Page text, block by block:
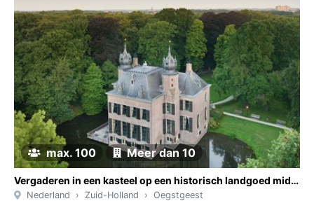
max. 100 Meer dan 10
Vergaderen in een kasteel op een historisch landgoed midden in de Randstad
Nederland Zuid-Holland Oegstgeest